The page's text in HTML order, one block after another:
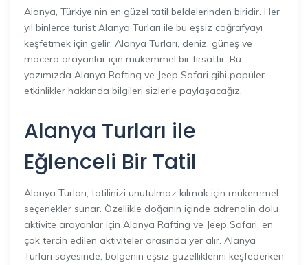
Alanya, Türkiye’nin en güzel tatil beldelerinden biridir. Her
yıl binlerce turist Alanya Turları ile bu eşsiz coğrafyayı
keşfetmek için gelir. Alanya Turları, deniz, güneş ve
macera arayanlar için mükemmel bir fırsattır. Bu
yazımızda Alanya Rafting ve Jeep Safari gibi popüler
etkinlikler hakkında bilgileri sizlerle paylaşacağız.
Alanya Turları ile
Eğlenceli Bir Tatil
Alanya Turları, tatilinizi unutulmaz kılmak için mükemmel
seçenekler sunar. Özellikle doğanın içinde adrenalin dolu
aktivite arayanlar için Alanya Rafting ve Jeep Safari, en
çok tercih edilen aktiviteler arasında yer alır. Alanya
Turları sayesinde, bölgenin eşsiz güzelliklerini keşfederken